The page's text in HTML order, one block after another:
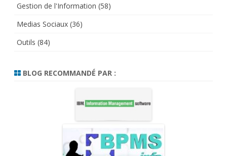
Gestion de l'Information (58)
Medias Sociaux (36)
Outils (84)
BLOG RECOMMANDÉ PAR :